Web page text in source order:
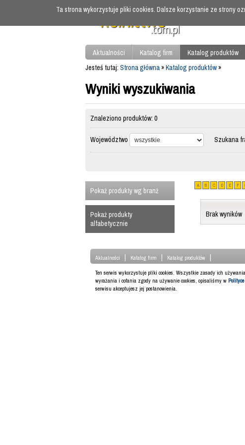
Aktualności Katalog firm
Katalog produktów
Jesteś tutaj: Strona główna»Katalog produktów»
Wyniki wyszukiwania
Znaleziono produktów: 0
Województwo Szukana
Pokaż produkty wg branż
Pokaż produkty
alfabetycznie
A B C D E F
Brak wyników
Aktualności | Katalog firm | Katalog produktów |
Ten serwis wykorzystuje pliki cookies. Wszystkie zasady ich
wyrażania i cofania zgody na używanie cookies, opisaliśmy w
serwisu akceptujesz jej postanowienia.
Ta strona wykorzystuje pliki cookies. Dalsze korzystanie ze strony